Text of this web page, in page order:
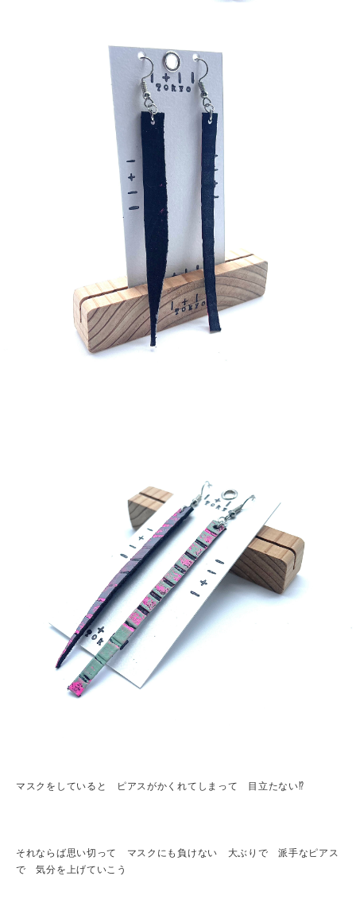
マスクをしていると ピアスがかくれてしまって 目立たない⁉︎
それならば思い切って マスクにも負けない 大ぶりで 派手なピアス
で 気分を上げていこう